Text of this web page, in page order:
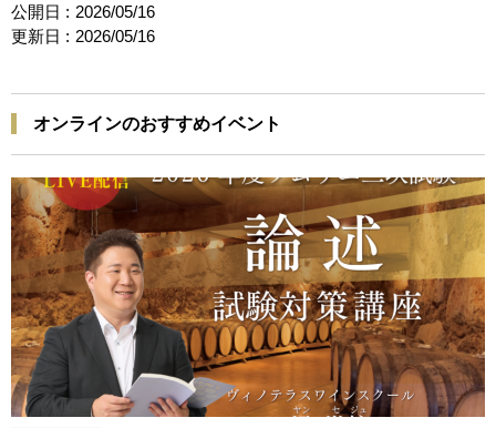
公開日 : 2026/05/16
更新日 : 2026/05/16
オンラインのおすすめイベント